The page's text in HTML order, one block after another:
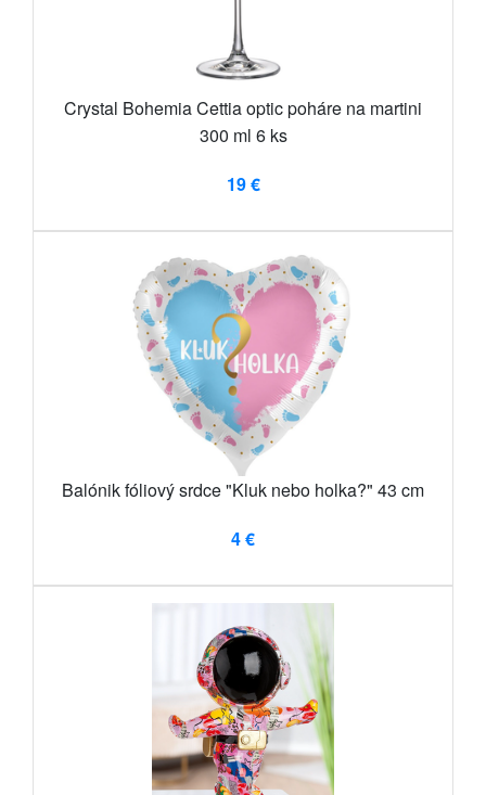
Crystal Bohemia Cettia optic poháre na martini
300 ml 6 ks
19 €
Balónik fóliový srdce "Kluk nebo holka?" 43 cm
4 €